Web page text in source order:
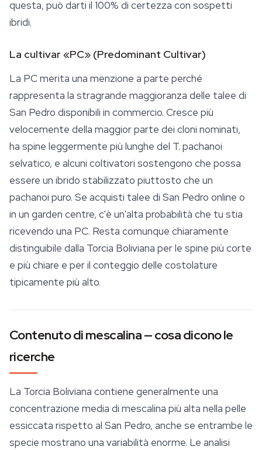
questa, può darti il 100% di certezza con sospetti
ibridi.
La cultivar «PC» (Predominant Cultivar)
La PC merita una menzione a parte perché
rappresenta la stragrande maggioranza delle talee di
San Pedro disponibili in commercio. Cresce più
velocemente della maggior parte dei cloni nominati,
ha spine leggermente più lunghe del T. pachanoi
selvatico, e alcuni coltivatori sostengono che possa
essere un ibrido stabilizzato piuttosto che un
pachanoi puro. Se acquisti talee di San Pedro online o
in un garden centre, c'è un'alta probabilità che tu stia
ricevendo una PC. Resta comunque chiaramente
distinguibile dalla Torcia Boliviana per le spine più corte
e più chiare e per il conteggio delle costolature
tipicamente più alto.
Contenuto di mescalina — cosa dicono le
ricerche
La Torcia Boliviana contiene generalmente una
concentrazione media di mescalina più alta nella pelle
essiccata rispetto al San Pedro, anche se entrambe le
specie mostrano una variabilità enorme. Le analisi